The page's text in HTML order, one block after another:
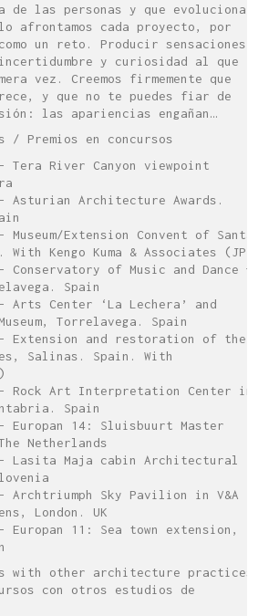
de las personas y que evoluciona
afrontamos cada proyecto, por
como un reto. Producir sensaciones
y curiosidad al que
vez. Creemos firmemente que
y que no te puedes fiar de
las apariencias engañan…
/ Premios en concursos
Tera River Canyon viewpoint
Asturian Architecture Awards.
Extension Convent of Santa
With Kengo Kuma & Associates (JP)
Conservatory of Music and Dance +
Spain
Arts Center ‘La Lechera’ and
Torrelavega. Spain
Extension and restoration of the
Salinas. Spain. With
Rock Art Interpretation Center in
Spain
Europan 14: Sluisbuurt Master
Netherlands
– Lasita Maja cabin Architectural
Archtriumph Sky Pavilion in V&A
London. UK
Europan 11: Sea town extension,
with other architecture practices
con otros estudios de